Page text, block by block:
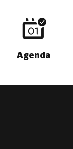
Agenda